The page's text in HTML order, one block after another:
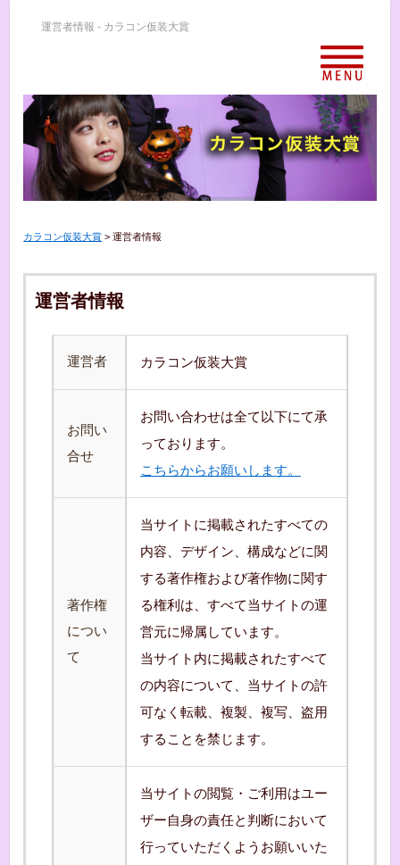
運営者情報 - カラコン仮装大賞
カラコン仮装大賞 >運営者情報
運営者情報
運営者 カラコン仮装大賞
お問い
合せ
お問い合わせは全て以下にて承
っております。
こちらからお願いします。
著作権
につい
て
当サイトに掲載されたすべての
内容、デザイン、構成などに関
する著作権および著作物に関す
る権利は、すべて当サイトの運
営元に帰属しています。
当サイト内に掲載されたすべて
の内容について、当サイトの許
可なく転載、複製、複写、盗用
することを禁じます。
当サイトの閲覧・ご利用はユー
ザー自身の責任と判断において
行っていただくようお願いいた